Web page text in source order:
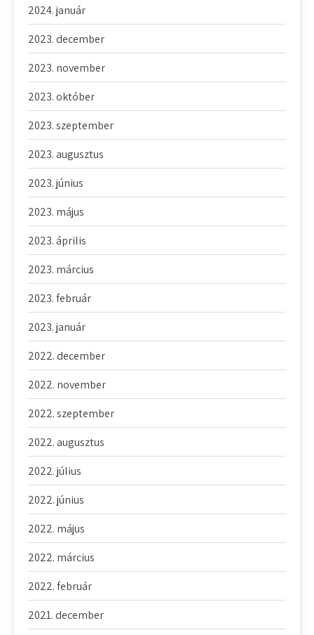
2024. január
2023. december
2023. november
2023. október
2023. szeptember
2023. augusztus
2023. június
2023. május
2023. április
2023. március
2023. február
2023. január
2022. december
2022. november
2022. szeptember
2022. augusztus
2022. július
2022. június
2022. május
2022. március
2022. február
2021. december